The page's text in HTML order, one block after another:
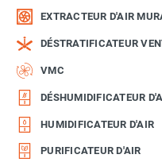
EXTRACTEUR D'AIR
DÉSTRATIFICATEUR
VMC
DÉSHUMIDIFICATEUR
HUMIDIFICATEUR D'AIR
PURIFICATEUR D'AIR